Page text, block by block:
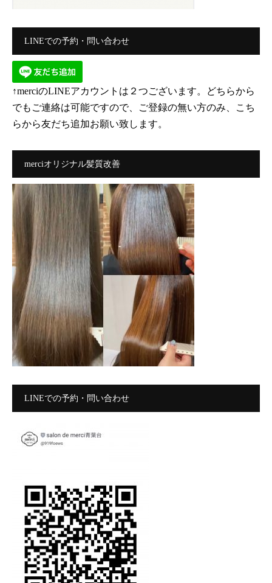
LINEでの予約・問い合わせ
↑merciのLINEアカウントは２つございます。どちらから
でもご連絡は可能ですので、ご登録の無い方のみ、こち
らから友だち追加お願い致します。
merciオリジナル髪質改善
LINEでの予約・問い合わせ